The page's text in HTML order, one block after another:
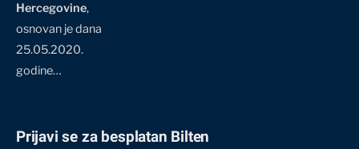
Hercegovine,
osnovan je dana
25.05.2020.
godine…
Prijavi se za besplatan Bilten